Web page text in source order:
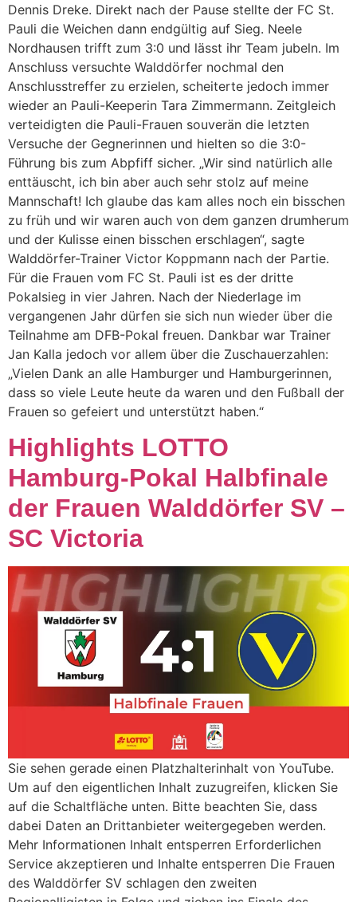
Dennis Dreke. Direkt nach der Pause stellte der FC St.
Pauli die Weichen dann endgültig auf Sieg. Neele
Nordhausen trifft zum 3:0 und lässt ihr Team jubeln. Im
Anschluss versuchte Walddörfer nochmal den
Anschlusstreffer zu erzielen, scheiterte jedoch immer
wieder an Pauli-Keeperin Tara Zimmermann. Zeitgleich
verteidigten die Pauli-Frauen souverän die letzten
Versuche der Gegnerinnen und hielten so die 3:0-
Führung bis zum Abpfiff sicher. „Wir sind natürlich alle
enttäuscht, ich bin aber auch sehr stolz auf meine
Mannschaft! Ich glaube das kam alles noch ein bisschen
zu früh und wir waren auch von dem ganzen drumherum
und der Kulisse einen bisschen erschlagen“, sagte
Walddörfer-Trainer Victor Koppmann nach der Partie.
Für die Frauen vom FC St. Pauli ist es der dritte
Pokalsieg in vier Jahren. Nach der Niederlage im
vergangenen Jahr dürfen sie sich nun wieder über die
Teilnahme am DFB-Pokal freuen. Dankbar war Trainer
Jan Kalla jedoch vor allem über die Zuschauerzahlen:
„Vielen Dank an alle Hamburger und Hamburgerinnen,
dass so viele Leute heute da waren und den Fußball der
Frauen so gefeiert und unterstützt haben.“
Highlights LOTTO
Hamburg-Pokal Halbfinale
der Frauen Walddörfer SV –
SC Victoria
Sie sehen gerade einen Platzhalterinhalt von YouTube.
Um auf den eigentlichen Inhalt zuzugreifen, klicken Sie
auf die Schaltfläche unten. Bitte beachten Sie, dass
dabei Daten an Drittanbieter weitergegeben werden.
Mehr Informationen Inhalt entsperren Erforderlichen
Service akzeptieren und Inhalte entsperren Die Frauen
des Walddörfer SV schlagen den zweiten